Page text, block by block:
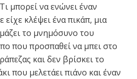
μπορεί να ενώνει έναν
κλέψει ένα πικάπ, μια
το μνημόσυνο του
που προσπαθεί να μπει στο
και δεν βρίσκει το
που μελετάει πιάνο και έναν